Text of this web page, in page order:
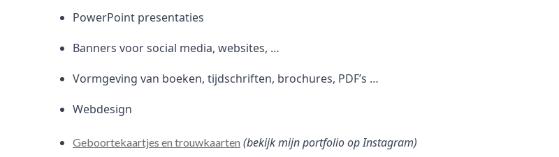
PowerPoint presentaties
Banners voor social media, websites, …
Vormgeving van boeken, tijdschriften, brochures, PDF’s …
Webdesign
Geboortekaartjes en trouwkaarten (bekijk mijn portfolio op Instagram)